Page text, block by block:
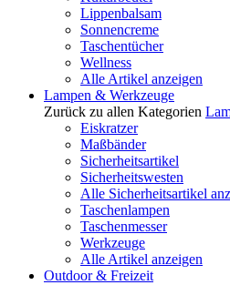
Lippenbalsam
Sonnencreme
Taschentücher
Wellness
Alle Artikel anzeigen
Lampen & Werkzeuge
Zurück zu allen Kategorien
Eiskratzer
Maßbänder
Sicherheitsartikel
Sicherheitswesten
Alle Sicherheitsartikel
Taschenlampen
Taschenmesser
Werkzeuge
Alle Artikel anzeigen
Outdoor & Freizeit